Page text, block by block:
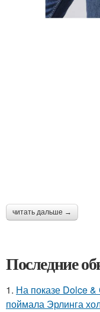
читать дальше →
Последние
1. На показе Dolce
поймала Эрлинга